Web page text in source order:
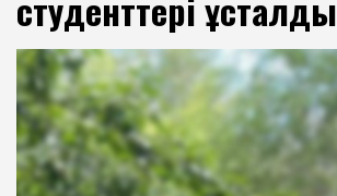
студенттері ұсталды